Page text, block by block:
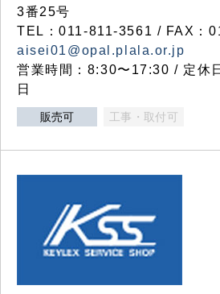
3番25号
TEL：011-811-3561 / FAX：
aisei01@opal.plala.or.jp
営業時間：8:30〜17:30 / 定休
日
販売可 工事・取付可